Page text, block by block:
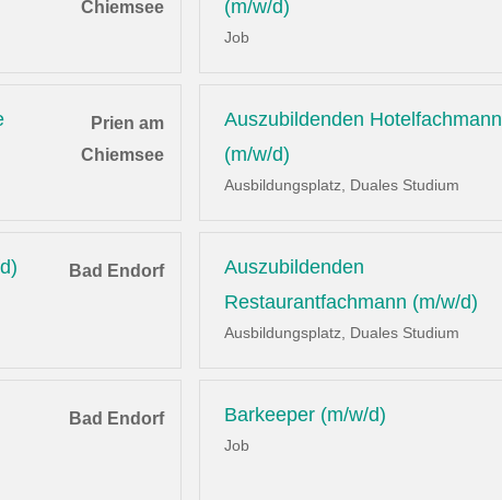
Chiemsee
(m/w/d)
Job
Prien am
Chiemsee
Auszubildenden Hotelfachmann
(m/w/d)
Ausbildungsplatz, Duales Studium
Bad Endorf
Auszubildenden
Restaurantfachmann (m/w/d)
Ausbildungsplatz, Duales Studium
Bad Endorf Barkeeper (m/w/d)
Job